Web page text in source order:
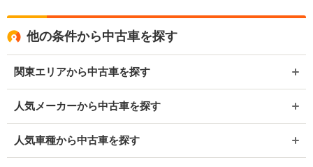
他の条件から中古車を探す
関東エリアから中古車を探す
人気メーカーから中古車を探す
人気車種から中古車を探す